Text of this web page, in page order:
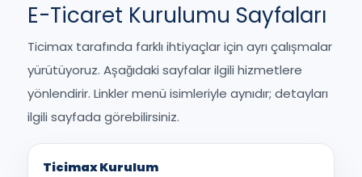
E-Ticaret Kurulumu Sayfaları
Ticimax tarafında farklı ihtiyaçlar için ayrı çalışmalar
yürütüyoruz. Aşağıdaki sayfalar ilgili hizmetlere
yönlendirir. Linkler menü isimleriyle aynıdır; detayları
ilgili sayfada görebilirsiniz.
Ticimax Kurulum